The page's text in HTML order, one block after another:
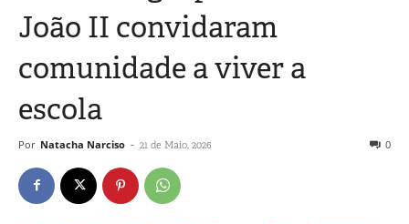
João II convidaram
comunidade a viver a
escola
Por Natacha Narciso - 21 de Maio, 2026 0